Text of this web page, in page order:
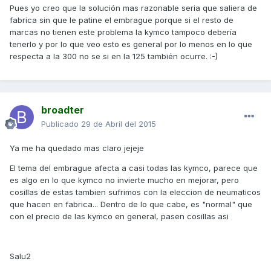
Pues yo creo que la solución mas razonable seria que saliera de
fabrica sin que le patine el embrague porque si el resto de
marcas no tienen este problema la kymco tampoco debería
tenerlo y por lo que veo esto es general por lo menos en lo que
respecta a la 300 no se si en la 125 también ocurre. :-)
broadter
Publicado 29 de Abril del 2015
Ya me ha quedado mas claro jejeje
El tema del embrague afecta a casi todas las kymco, parece que
es algo en lo que kymco no invierte mucho en mejorar, pero
cosillas de estas tambien sufrimos con la eleccion de neumaticos
que hacen en fabrica... Dentro de lo que cabe, es "normal" que
con el precio de las kymco en general, pasen cosillas asi
Salu2